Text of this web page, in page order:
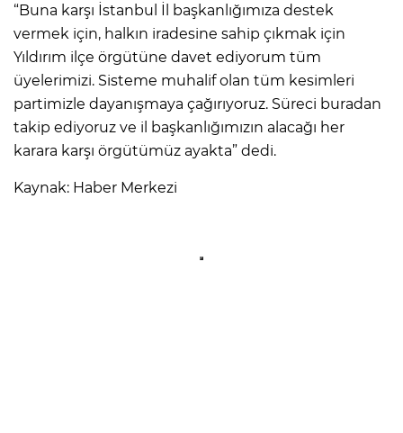
“Buna karşı İstanbul İl başkanlığımıza destek
vermek için, halkın iradesine sahip çıkmak için
Yıldırım ilçe örgütüne davet ediyorum tüm
üyelerimizi. Sisteme muhalif olan tüm kesimleri
partimizle dayanışmaya çağırıyoruz. Süreci buradan
takip ediyoruz ve il başkanlığımızın alacağı her
karara karşı örgütümüz ayakta” dedi.
Kaynak: Haber Merkezi